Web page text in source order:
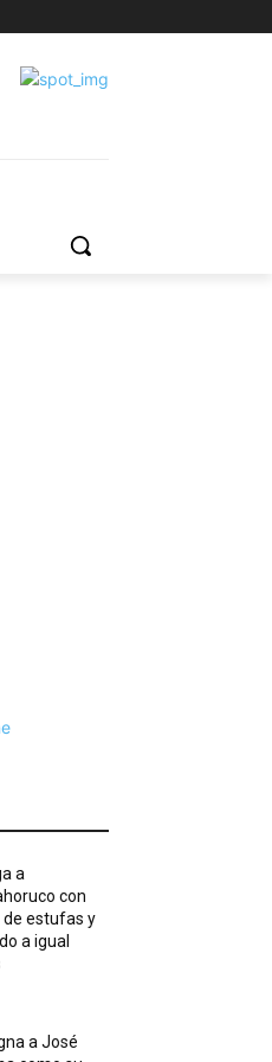
a
con
de estufas y
a igual
a José